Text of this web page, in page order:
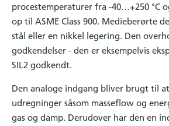
procestemperaturer fra -40…+250 °C
op til ASME Class 900. Medieberørte
stål eller en nikkel legering. Den
godkendelser - den er eksempelvis
SIL2 godkendt.
Den analoge indgang bliver brugt til
udregninger såsom masseflow og
gas og damp. Derudover har den en